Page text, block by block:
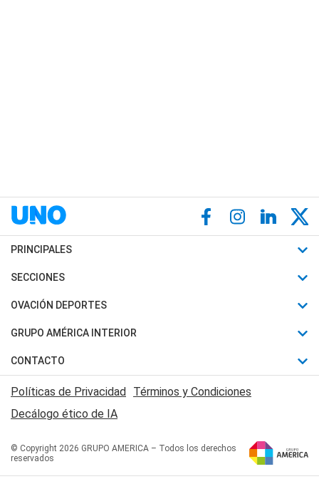
PRINCIPALES
Últimas Noticias
Política
Judiciales
Economia
SECCIONES
Horóscopo
Motores
Trucos caseros
Series y Películas
Edictos y Solicitadas
OVACIÓN DEPORTES
Fútbol
Mundial
Automovilismo
Rugby
Básquet
GRUPO AMÉRICA INTERIOR
Canal 7 en Vivo
San Juan 8
CONTACTO
Acerca de Nosotros
Contactanos
Políticas de Privacidad Términos y Condiciones
Decálogo ético de IA
© Copyright 2026 GRUPO AMERICA – Todos los derechos
reservados